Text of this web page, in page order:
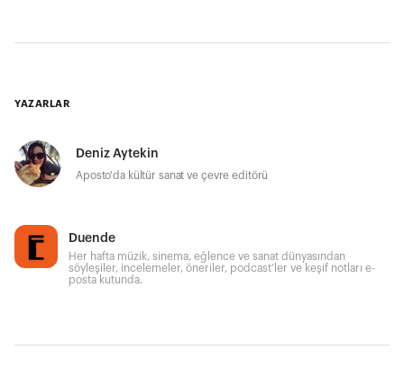
YAZARLAR
Deniz Aytekin
Aposto'da kültür sanat ve çevre editörü
Duende
Her hafta müzik, sinema, eğlence ve sanat dünyasından
söyleşiler, incelemeler, öneriler, podcast’ler ve keşif notları e-
posta kutunda.